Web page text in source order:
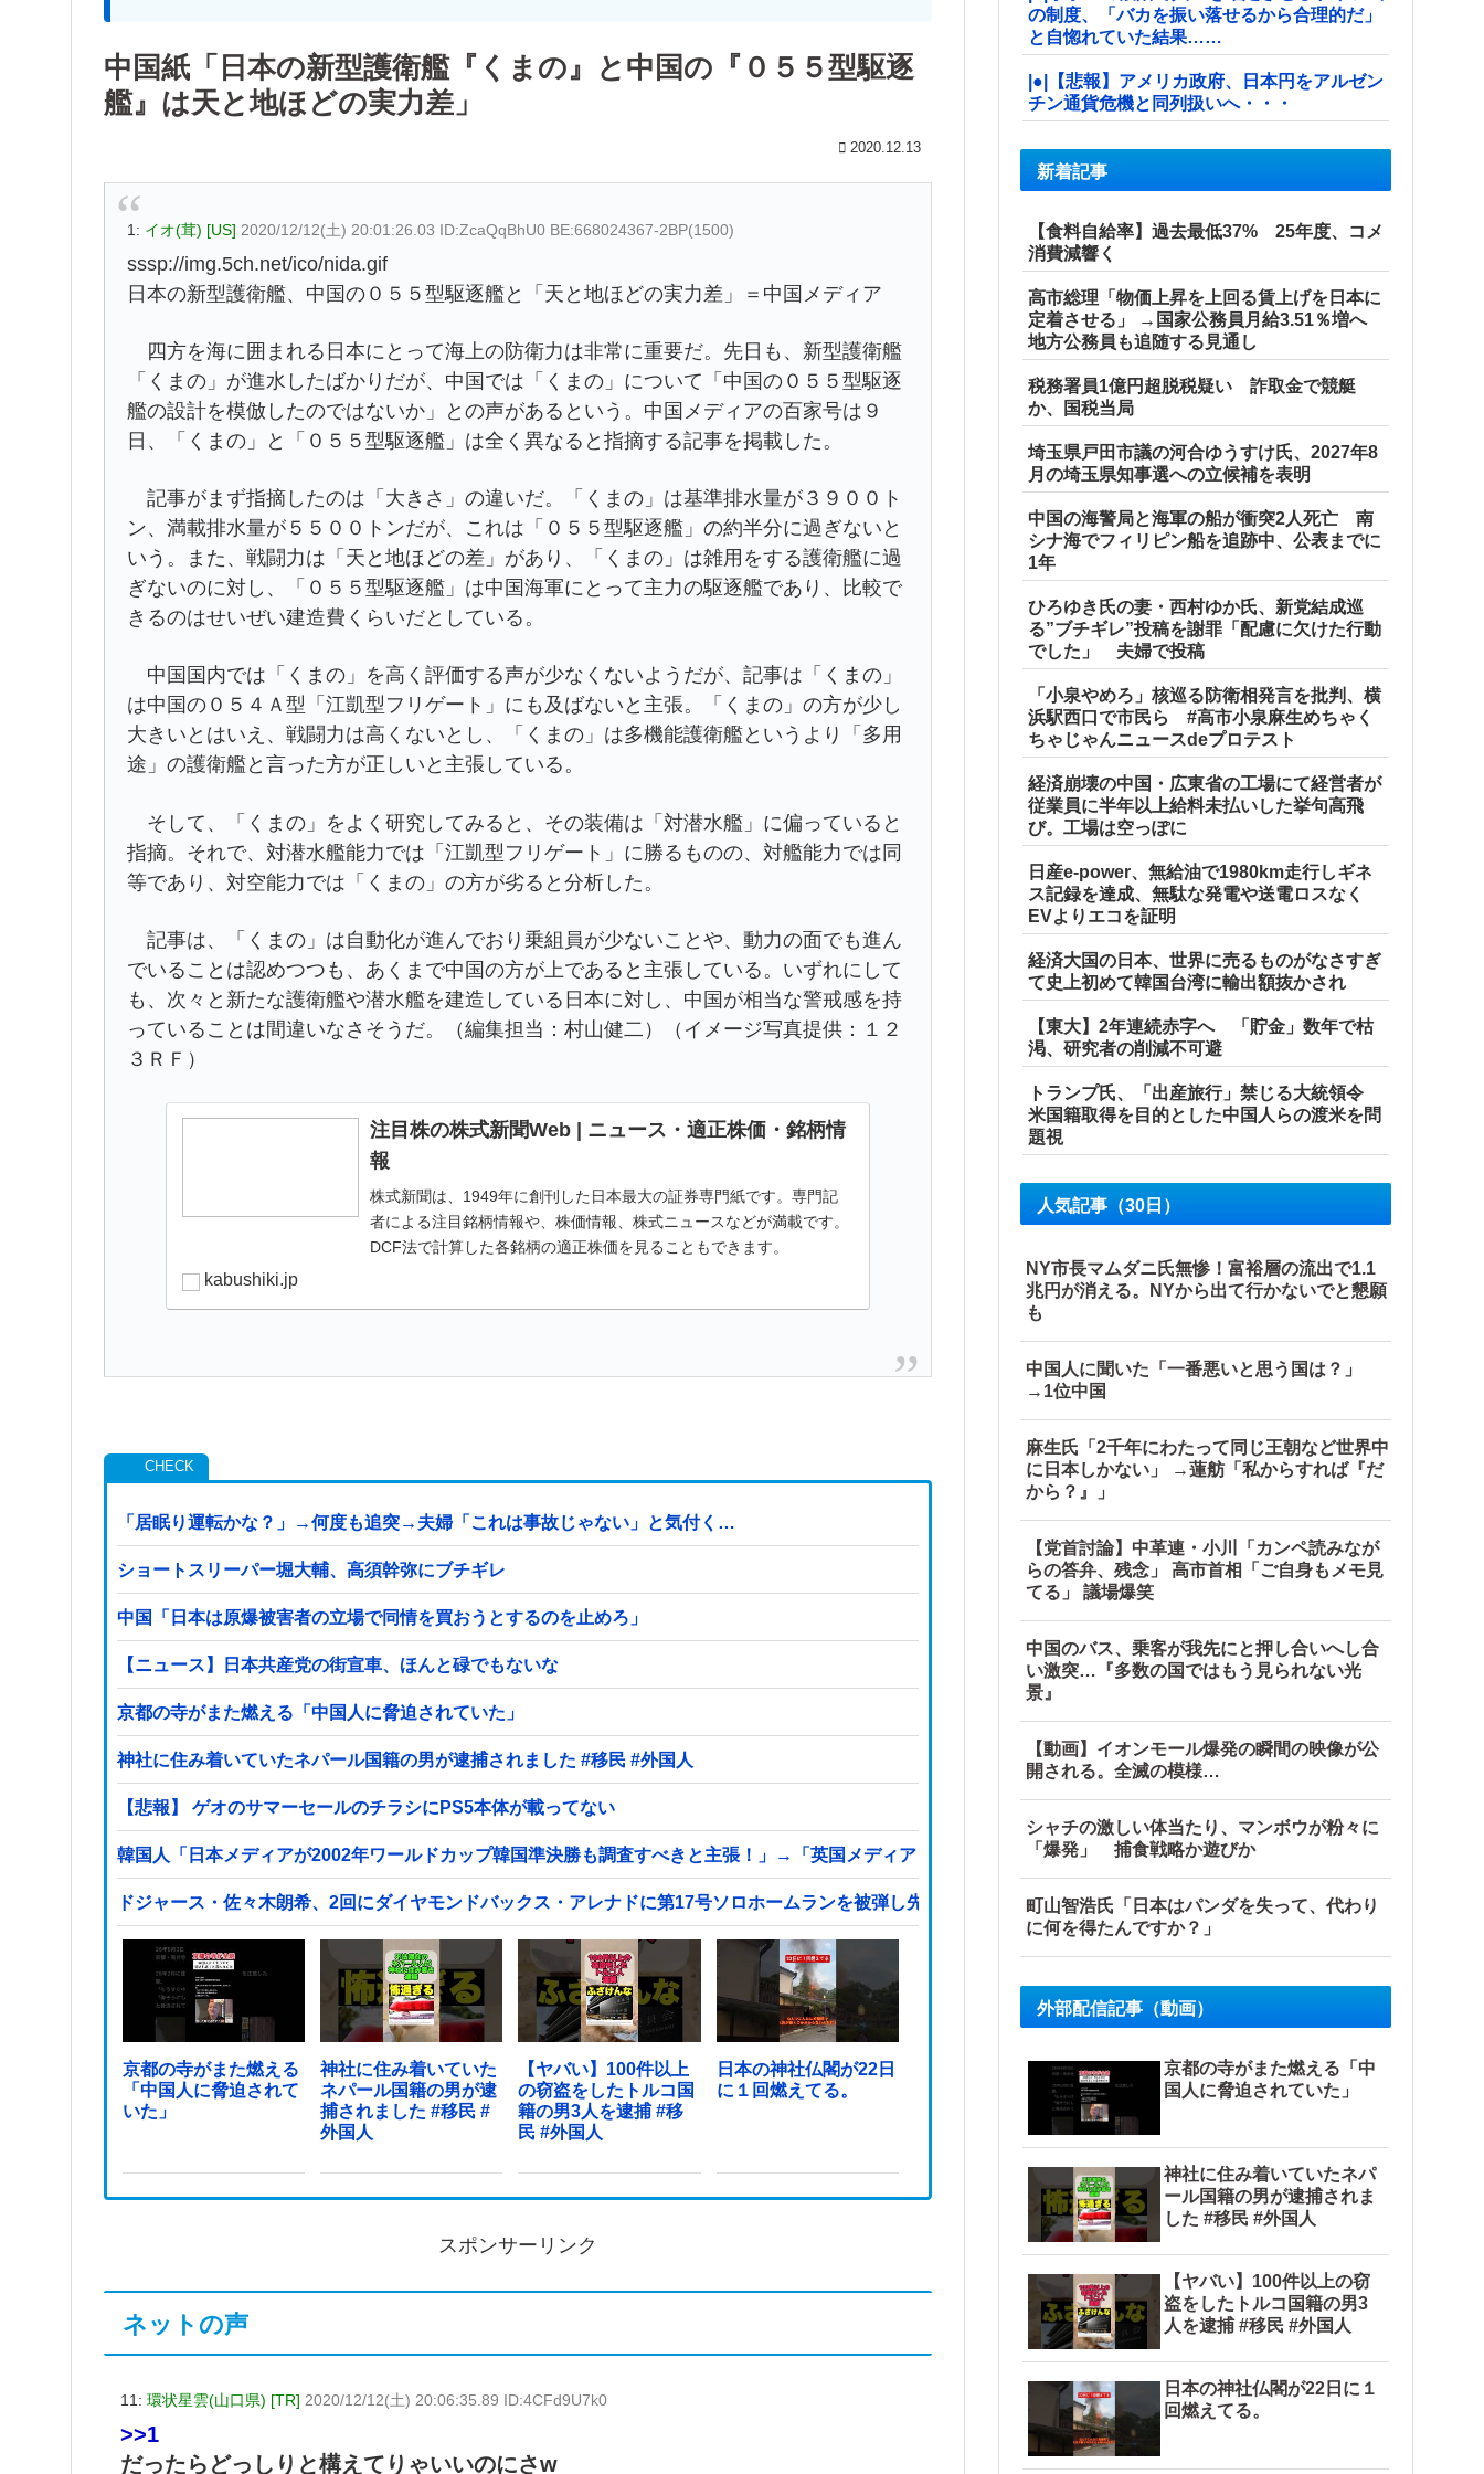
中国紙「日本の新型護衛艦『くまの』と中国の『０５５型駆逐
艦』は天と地ほどの実力差」
2020.12.13
1: イオ(茸) [US] 2020/12/12(土) 20:01:26.03 ID:ZcaQqBhU0 BE:668024367-2BP(1500)
sssp://img.5ch.net/ico/nida.gif
日本の新型護衛艦、中国の０５５型駆逐艦と「天と地ほどの実力差」＝中国メディア
四方を海に囲まれる日本にとって海上の防衛力は非常に重要だ。先日も、新型護衛艦
「くまの」が進水したばかりだが、中国では「くまの」について「中国の０５５型駆逐
艦の設計を模倣したのではないか」との声があるという。中国メディアの百家号は９
日、「くまの」と「０５５型駆逐艦」は全く異なると指摘する記事を掲載した。
記事がまず指摘したのは「大きさ」の違いだ。「くまの」は基準排水量が３９００ト
ン、満載排水量が５５００トンだが、これは「０５５型駆逐艦」の約半分に過ぎないと
いう。また、戦闘力は「天と地ほどの差」があり、「くまの」は雑用をする護衛艦に過
ぎないのに対し、「０５５型駆逐艦」は中国海軍にとって主力の駆逐艦であり、比較で
きるのはせいぜい建造費くらいだとしている。
中国国内では「くまの」を高く評価する声が少なくないようだが、記事は「くまの」
は中国の０５４Ａ型「江凱型フリゲート」にも及ばないと主張。「くまの」の方が少し
大きいとはいえ、戦闘力は高くないとし、「くまの」は多機能護衛艦というより「多用
途」の護衛艦と言った方が正しいと主張している。
そして、「くまの」をよく研究してみると、その装備は「対潜水艦」に偏っていると
指摘。それで、対潜水艦能力では「江凱型フリゲート」に勝るものの、対艦能力では同
等であり、対空能力では「くまの」の方が劣ると分析した。
記事は、「くまの」は自動化が進んでおり乗組員が少ないことや、動力の面でも進ん
でいることは認めつつも、あくまで中国の方が上であると主張している。いずれにして
も、次々と新たな護衛艦や潜水艦を建造している日本に対し、中国が相当な警戒感を持
っていることは間違いなさそうだ。（編集担当：村山健二）（イメージ写真提供：１２
３ＲＦ）
注目株の株式新聞Web | ニュース・適正株価・銘柄情
報
株式新聞は、1949年に創刊した日本最大の証券専門紙です。専門記
者による注目銘柄情報や、株価情報、株式ニュースなどが満載です。
DCF法で計算した各銘柄の適正株価を見ることもできます。
kabushiki.jp
「居眠り運転かな？」→何度も追突→夫婦「これは事故じゃない」と気付く…
ショートスリーパー堀大輔、高須幹弥にブチギレ
中国「日本は原爆被害者の立場で同情を買おうとするのを止めろ」
【ニュース】日本共産党の街宣車、ほんと碌でもないな
京都の寺がまた燃える「中国人に脅迫されていた」
神社に住み着いていたネパール国籍の男が逮捕されました #移民 #外国人
【悲報】 ゲオのサマーセールのチラシにPS5本体が載ってない
韓国人「日本メディアが2002年ワールドカップ韓国準決勝も調査すべきと主張！」→「英国メディアも一斉に指摘‥」
ドジャース・佐々木朗希、2回にダイヤモンドバックス・アレナドに第17号ソロホームランを被弾し先制を許す他
京都の寺がまた燃える
「中国人に脅迫されて
いた」
神社に住み着いていた
ネパール国籍の男が逮
捕されました #移民 #
外国人
【ヤバい】100件以上
の窃盗をしたトルコ国
籍の男3人を逮捕 #移
民 #外国人
日本の神社仏閣が22日
に１回燃えてる。
スポンサーリンク
ネットの声
11: 環状星雲(山口県) [TR] 2020/12/12(土) 20:06:35.89 ID:4CFd9U7k0
>>1
だったらどっしりと構えてりゃいいのにさw
の制度、「バカを振い落せるから合理的だ」
と自惚れていた結果……
|●|【悲報】アメリカ政府、日本円をアルゼン
チン通貨危機と同列扱いへ・・・
新着記事
【食料自給率】過去最低37% 25年度、コメ
消費減響く
高市総理「物価上昇を上回る賃上げを日本に
定着させる」 →国家公務員月給3.51％増へ
地方公務員も追随する見通し
税務署員1億円超脱税疑い 詐取金で競艇
か、国税当局
埼玉県戸田市議の河合ゆうすけ氏、2027年8
月の埼玉県知事選への立候補を表明
中国の海警局と海軍の船が衝突2人死亡 南
シナ海でフィリピン船を追跡中、公表までに
1年
ひろゆき氏の妻・西村ゆか氏、新党結成巡
る”ブチギレ”投稿を謝罪「配慮に欠けた行動
でした」 夫婦で投稿
「小泉やめろ」核巡る防衛相発言を批判、横
浜駅西口で市民ら #高市小泉麻生めちゃく
ちゃじゃんニュースdeプロテスト
経済崩壊の中国・広東省の工場にて経営者が
従業員に半年以上給料未払いした挙句高飛
び。工場は空っぽに
日産e-power、無給油で1980km走行しギネ
ス記録を達成、無駄な発電や送電ロスなく
EVよりエコを証明
経済大国の日本、世界に売るものがなさすぎ
て史上初めて韓国台湾に輸出額抜かされ
【東大】2年連続赤字へ 「貯金」数年で枯
渇、研究者の削減不可避
トランプ氏、「出産旅行」禁じる大統領令
米国籍取得を目的とした中国人らの渡米を問
題視
人気記事（30日）
NY市長マムダニ氏無惨！富裕層の流出で1.1
兆円が消える。NYから出て行かないでと懇願
も
中国人に聞いた「一番悪いと思う国は？」
→1位中国
麻生氏「2千年にわたって同じ王朝など世界中
に日本しかない」 →蓮舫「私からすれば『だ
から？』」
【党首討論】中革連・小川「カンペ読みなが
らの答弁、残念」 高市首相「ご自身もメモ見
てる」 議場爆笑
中国のバス、乗客が我先にと押し合いへし合
い激突…『多数の国ではもう見られない光
景』
【動画】イオンモール爆発の瞬間の映像が公
開される。全滅の模様…
シャチの激しい体当たり、マンボウが粉々に
「爆発」 捕食戦略か遊びか
町山智浩氏「日本はパンダを失って、代わり
に何を得たんですか？」
外部配信記事（動画）
京都の寺がまた燃える「中
国人に脅迫されていた」
神社に住み着いていたネパ
ール国籍の男が逮捕されま
した #移民 #外国人
【ヤバい】100件以上の窃
盗をしたトルコ国籍の男3
人を逮捕 #移民 #外国人
日本の神社仏閣が22日に１
回燃えてる。